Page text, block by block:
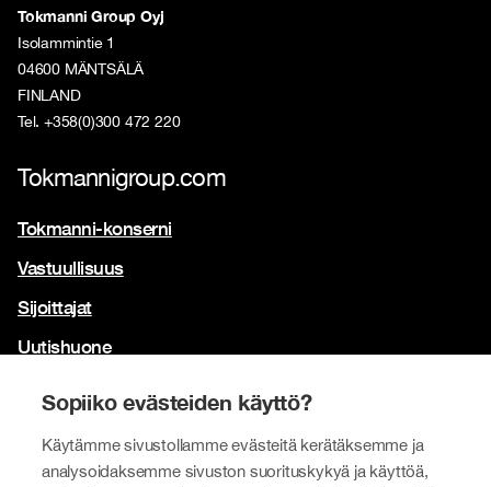
Sopiiko evästeiden käyttö?
Käytämme sivustollamme evästeitä kerätäksemme ja
analysoidaksemme sivuston suorituskykyä ja käyttöä,
Tokmanni Group Oyj
Isolammintie 1
04600 MÄNTSÄLÄ
FINLAND
Tel. +358(0)300 472 220
Tokmannigroup.com
Tokmanni-konserni
Vastuullisuus
Sijoittajat
Uutishuone
Brändimme
Tokmanni